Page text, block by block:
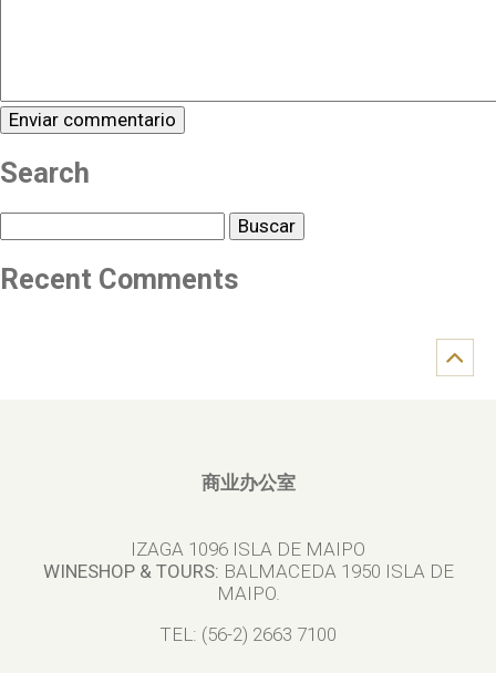
Search
Recent Comments
商业办公室
IZAGA 1096 ISLA DE MAIPO
WINESHOP & TOURS: BALMACEDA 1950 ISLA DE
MAIPO.
TEL: (56-2) 2663 7100